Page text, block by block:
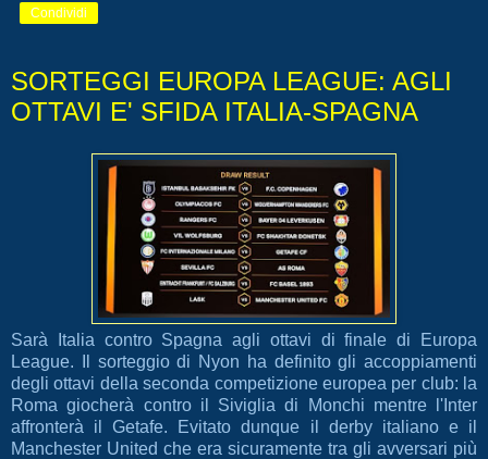
Condividi
SORTEGGI EUROPA LEAGUE: AGLI
OTTAVI E' SFIDA ITALIA-SPAGNA
Sarà Italia contro Spagna agli ottavi di finale di Europa
League. Il sorteggio di Nyon ha definito gli accoppiamenti
degli ottavi della seconda competizione europea per club: la
Roma giocherà contro il Siviglia di Monchi mentre l'Inter
affronterà il Getafe. Evitato dunque il derby italiano e il
Manchester United che era sicuramente tra gli avversari più